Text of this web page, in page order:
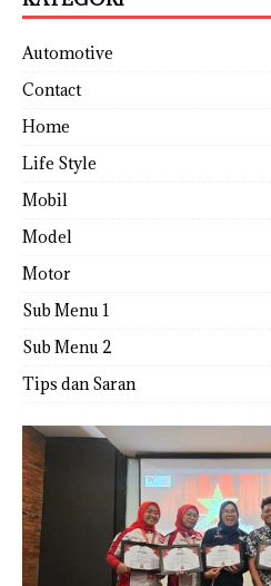
Automotive
Contact
Home
Life Style
Mobil
Model
Motor
Sub Menu 1
Sub Menu 2
Tips dan Saran